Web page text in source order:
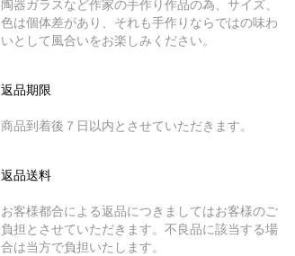
陶器ガラスなど作家の手作り作品の為、サイズ、
色は個体差があり、それも手作りならではの味わ
いとして風合いをお楽しみください。
返品期限
商品到着後７日以内とさせていただきます。
返品送料
お客様都合による返品につきましてはお客様のご
負担とさせていただきます。不良品に該当する場
合は当方で負担いたします。